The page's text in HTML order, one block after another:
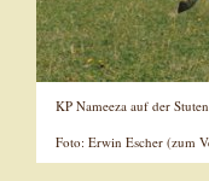
KP Nameeza auf der
Foto: Erwin Escher (zum